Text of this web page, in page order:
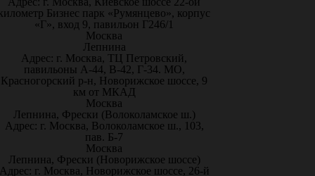
Бизнес парк «Румянцево», корпус
«Г», вход 9, павильон Г246/1
Москва
Лепнина
Адрес: г. Москва, ТЦ Петровский,
павильоны А-44, В-42, Г-34. МО,
Красногорский р-н, Новорижское шоссе, 9
км от МКАД
Москва
Лепнина, Фрески (Волоколамское ш.)
Адрес: г. Москва, Волоколамское ш., 103,
пав. Б-7
Москва
Лепнина, Фрески (Новорижское шоссе)
г. Москва, Новорижское шоссе, 26-й